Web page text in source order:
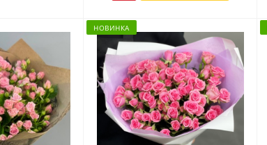
НОВИНКА